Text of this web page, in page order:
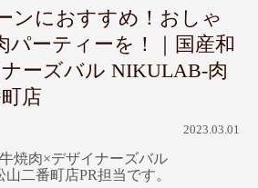
ンにおすすめ！おしゃ
パーティーを！｜国産和
ーズバル NIKULAB-肉
店
2023.03.01
焼肉×デザイナーズバル
二番町店PR担当です。